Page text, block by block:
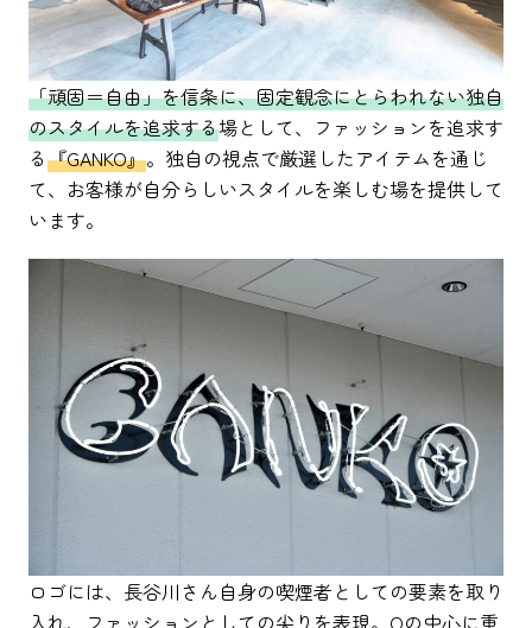
「頑固＝自由」を信条に、固定観念にとらわれない独自
のスタイルを追求する場として、ファッションを追求す
る『GANKO』。独自の視点で厳選したアイテムを通じ
て、お客様が自分らしいスタイルを楽しむ場を提供して
います。
ロゴには、長谷川さん自身の喫煙者としての要素を取り
入れ、ファッションとしての尖りを表現。Oの中心に重